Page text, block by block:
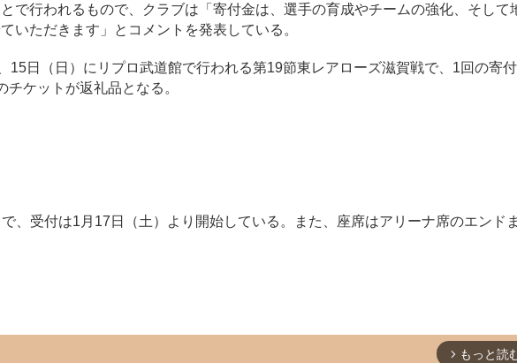
で行われるもので、クラブは「寄付金は、選手の育成やチームの強化、そして
いただきます」とコメントを発表している。
日（日）にリプロ武道館で行われる第19節東レアローズ滋賀戦で、1回の寄
ケットが返礼品となる。
、受付は1月17日（土）より開始している。また、座席はアリーナ席のエンド
arrow_forward_ios もっと読